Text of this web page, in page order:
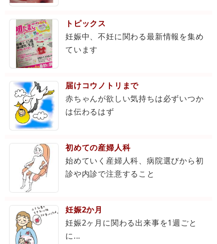
トピックス
妊娠中、不妊に関わる最新情報を集め
ています
届けコウノトリまで
赤ちゃんが欲しい気持ちは必ずいつか
は伝わるはず
初めての産婦人科
始めていく産婦人科、病院選びから初
診や内診で注意すること
妊娠2か月
妊娠2ヶ月に関わる出来事を1週ごと
に...